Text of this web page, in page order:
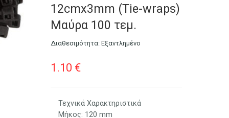
12cmx3mm (Τie-wraps)
Μαύρα 100 τεμ.
Διαθεσιμότητα:Εξαντλημένο
1.10 €
Τεχνικά Χαρακτηριστικά
Μήκος: 120 mm